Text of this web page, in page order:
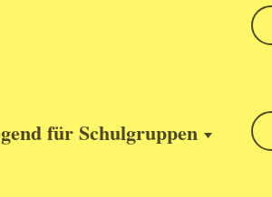
für Schulgruppen